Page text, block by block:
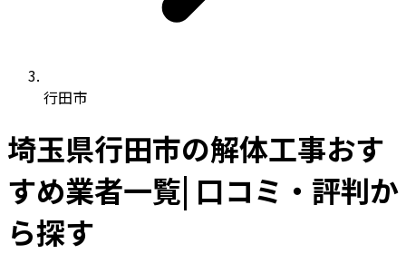
行田市
埼玉県行田市の解体工事おす
すめ業者一覧| 口コミ・評判か
ら探す